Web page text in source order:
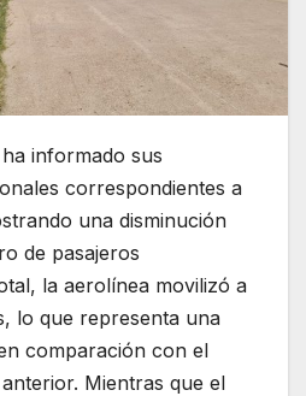
informado sus
correspondientes a
una disminución
de pasajeros
la aerolínea movilizó a
lo que representa una
comparación con el
Mientras que el